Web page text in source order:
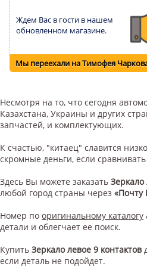
Ждем Вас в гости в нашем
обновленном магазине.
Мы переехали на Тимофея
Несмотря на то, что сегодня
Казахстана, Украины и других
запчастей, и комплектующих.
К счастью, "китаец" славится
скромные деньги, если
Здесь Вы можете заказать Зеркало
любой город страны через «Почту
Номер по оригинальному каталогу
детали и облегчает ее поиск.
Купить Зеркало левое 9 контактов
если деталь не подойдет.